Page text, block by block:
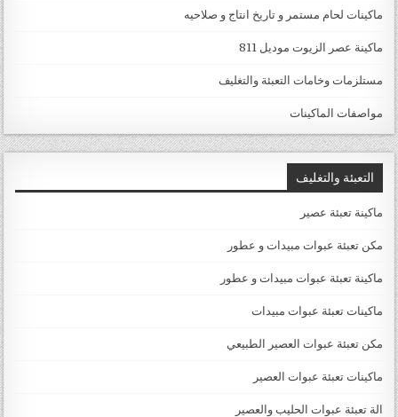
ماكينات لحام مستمر و تاريخ انتاج و صلاحيه
ماكينة عصر الزيوت موديل 811
مستلزمات وخامات التعبئة والتغليف
مواصفات الماكينات
التعبئة والتغليف
ماكينة تعبئة عصير
مكن تعبئة عبوات مبيدات و عطور
ماكينة تعبئة عبوات مبيدات و عطور
ماكينات تعبئة عبوات مبيدات
مكن تعبئة عبوات العصير الطبيعي
ماكينات تعبئة عبوات العصير
الة تعبئة عبوات الحليب والعصير